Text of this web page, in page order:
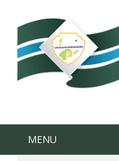
MENU